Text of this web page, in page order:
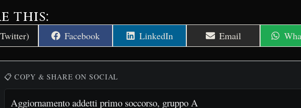
this:
Share
on
Facebook Share
on
LinkedIn Share
on
Email
on
📋 COPY & SHARE ON SOCIAL